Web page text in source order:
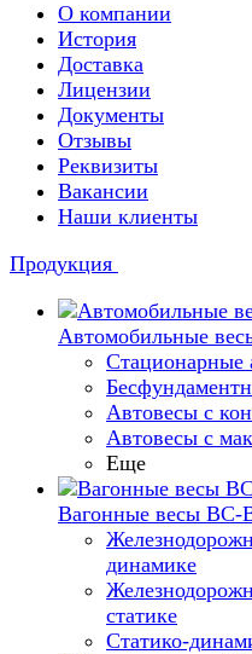
О компании
История
Доставка
Лицензии
Документы
Отзывы
Реквизиты
Вакансии
Наши клиенты
Продукция
Автомобильные
Стационарные
Автовесы с
Автовесы с
Еще
Вагонные весы ВС-
динамике
статике
Статико-